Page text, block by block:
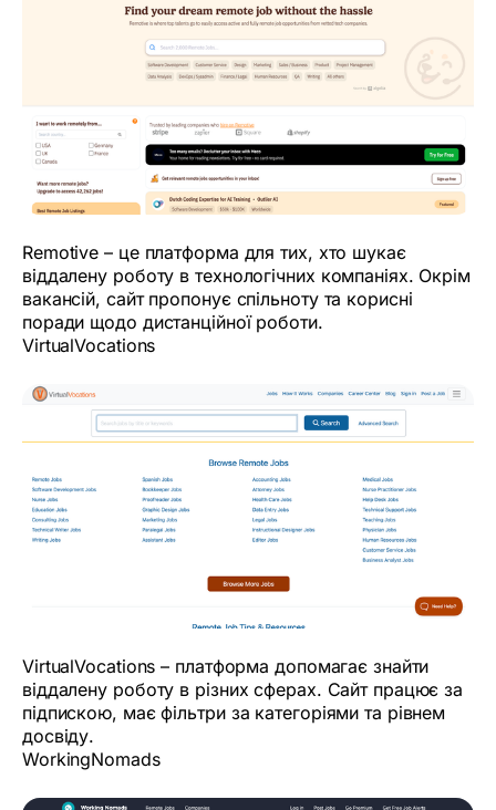
Remotive – це платформа для тих, хто шукає
віддалену роботу в технологічних компаніях. Окрім
вакансій, сайт пропонує спільноту та корисні
поради щодо дистанційної роботи.
VirtualVocations
VirtualVocations – платформа допомагає знайти
віддалену роботу в різних сферах. Сайт працює за
підпискою, має фільтри за категоріями та рівнем
досвіду.
WorkingNomads